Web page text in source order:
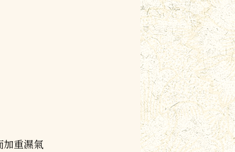
加重濕氣